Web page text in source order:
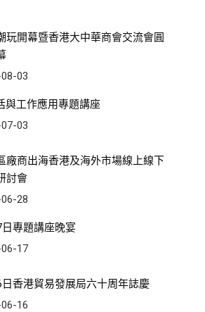
玩開幕暨香港大中華商會交流會圓
03
與工作應用專題講座
03
廠商出海香港及海外市場線上線下
討會
28
日專題講座晚宴
17
日香港貿易發展局六十周年誌慶
16